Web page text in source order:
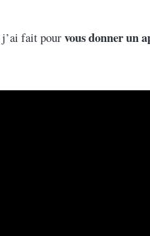
j’ai fait pourvous donner un